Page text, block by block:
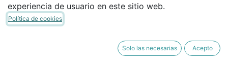
FORRABLE
experiencia de usuario en este sitio web.
Política de cookies
Solo las necesarias Acepto